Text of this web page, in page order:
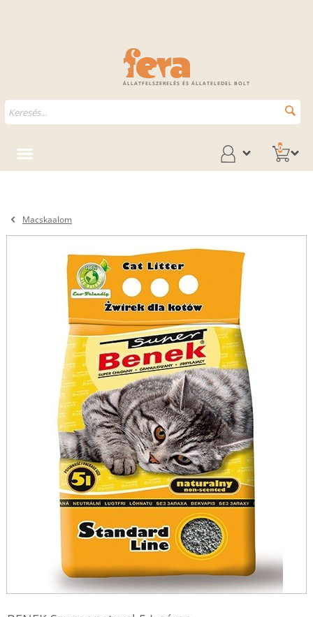
ÁLLATFELSZERELÉS ÉS ÁLLATELEDEL BOLT
0
Macskaalom